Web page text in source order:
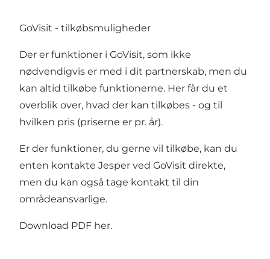
GoVisit - tilkøbsmuligheder
Der er funktioner i GoVisit, som ikke
nødvendigvis er med i dit partnerskab, men du
kan altid tilkøbe funktionerne. Her får du et
overblik over, hvad der kan tilkøbes - og til
hvilken pris (priserne er pr. år).
Er der funktioner, du gerne vil tilkøbe, kan du
enten kontakte Jesper ved GoVisit direkte,
men du kan også tage kontakt til din
områdeansvarlige.
Download PDF her.